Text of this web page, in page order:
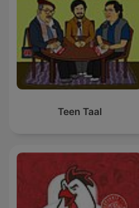
Teen Taal